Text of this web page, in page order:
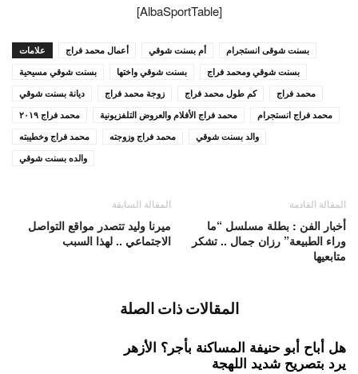
[AlbaSportTable]
علامات أعمال محمد فراج أم بسنت شوقي
بسنت شوقى انستجرام
بسنت شوقي مسيحية
بسنت شوقي واختها
بسنت شوقي ومحمد فراج
ديانة بسنت شوقي
زوجة محمد فراج كم طول محمد فراج
محمد فراج
محمد فراج ٢٠١٩
محمد فراج الأفلام والعروض التلفزيونية
محمد فراج انستجرام
محمد فراج وخطيبته
محمد فراج وزوجته
والد بسنت شوقي
والده بسنت شوقي
المقالة السابقة
ميرنا وليد تتصدر مواقع التواصل
الاجتماعي .. لهذا السبب
المقالة القادمة
أخبار الفن : بطلة مسلسل “ما
وراء الطبيعة” رزان جمال .. تشكر
متابعيها
المقالات ذات الصلة
هل أباح أبو حنيفة المساكنة بأجر؟ الأزهر
يرد بتصريح شديد اللهجة